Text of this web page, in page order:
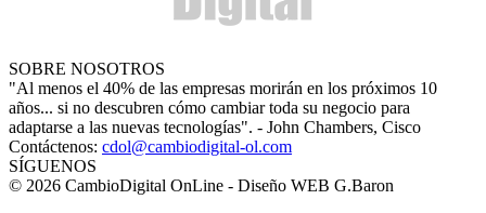
SOBRE NOSOTROS
"Al menos el 40% de las empresas morirán en los próximos 10
años... si no descubren cómo cambiar toda su negocio para
adaptarse a las nuevas tecnologías". - John Chambers, Cisco
Contáctenos: cdol@cambiodigital-ol.com
SÍGUENOS
© 2026 CambioDigital OnLine - Diseño WEB G.Baron